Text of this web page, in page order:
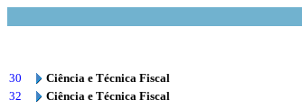
30
Ciência e Técnica Fiscal
32
Ciência e Técnica Fiscal